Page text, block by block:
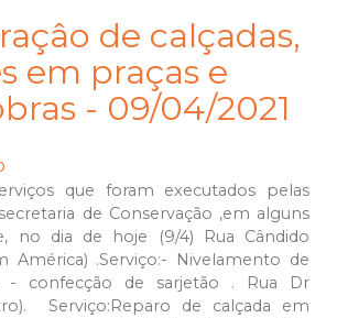
de calçadas,
em praças e
- 09/04/2021
que foram executados pelas
de Conservação ,em alguns
no dia de hoje (9/4) Rua Cândido
América) .Serviço:- Nivelamento de
- confecção de sarjetão . Rua Dr
Serviço:Reparo de calçada em